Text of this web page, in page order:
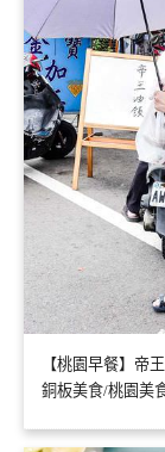
【桃園早餐】帝
銅板美食/桃園美